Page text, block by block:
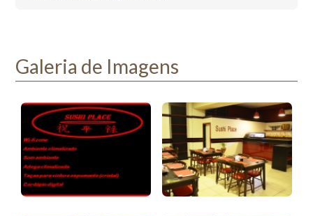
Galeria de Imagens